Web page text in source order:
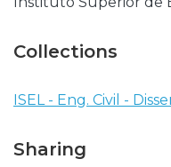
Collections
ISEL - Eng. Civil -
Sharing